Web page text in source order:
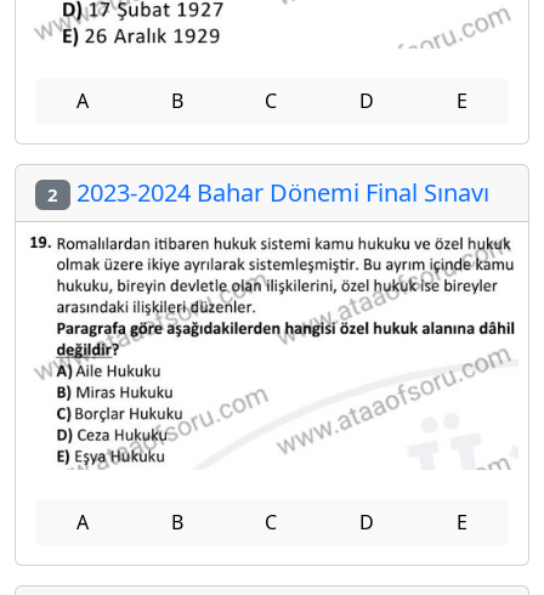
A B C D E
2 2023-2024 Bahar Dönemi Final Sınavı
A B C D E